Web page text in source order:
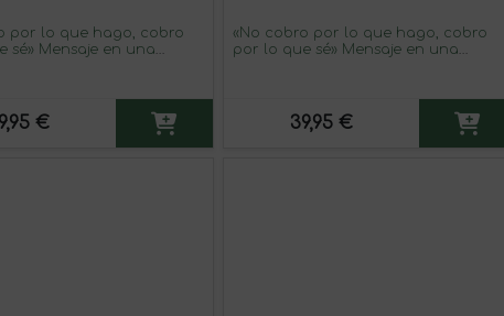
por lo que hago, cobro
sé» Mensaje en una
€
«No cobro por lo que hago, cobro
por lo que sé» Mensaje en una
39,95 €